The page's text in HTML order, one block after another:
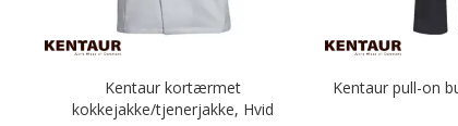
Kentaur kortærmet
kokkejakke/tjenerjakke, Hvid
Kentaur pull-on